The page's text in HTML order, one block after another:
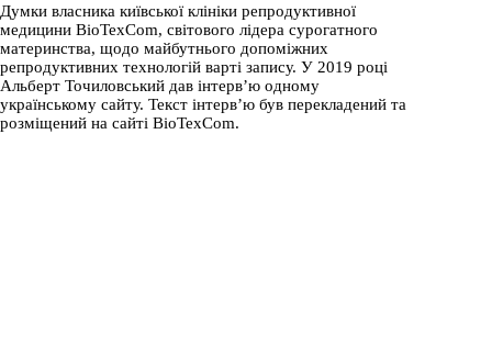
Думки власника київської клініки репродуктивної
медицини BioTexCom, світового лідера сурогатного
материнства, щодо майбутнього допоміжних
репродуктивних технологій варті запису. У 2019 році
Альберт Точиловський дав інтерв’ю одному
українському сайту. Текст інтерв’ю був перекладений та
розміщений на сайті BioTexCom.